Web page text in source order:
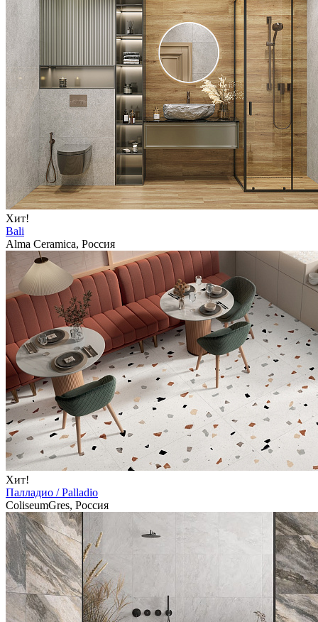
Хит!
Bali
Alma Ceramica, Россия
Хит!
Палладио / Palladio
ColiseumGres, Россия